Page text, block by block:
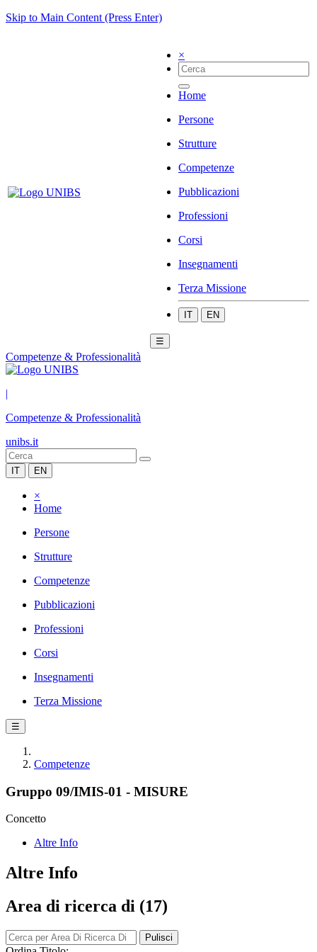
Skip to Main Content (Press Enter)
×
Home
Persone
Strutture
Competenze
Pubblicazioni
Professioni
Corsi
Insegnamenti
Terza Missione
IT EN
☰
Competenze & Professionalità
|
Competenze & Professionalità
unibs.it
IT EN
×
Home
Persone
Strutture
Competenze
Pubblicazioni
Professioni
Corsi
Insegnamenti
Terza Missione
☰
Competenze
Gruppo 09/IMIS-01 - MISURE
Concetto
Altre Info
Altre Info
Area di ricerca di (17)
Pulisci